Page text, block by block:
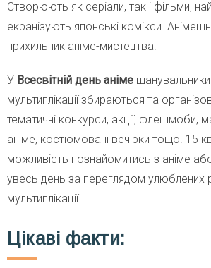
Створюють як серіали, так і фільми,
екранізують японські комікси.
прихильник аніме-мистецтва.
У Всесвітній день аніме
мультиплікації збираються та
тематичні конкурси, акції, флешмоби,
аніме, костюмовані вечірки тощо. 15
можливість познайомитись з аніме
увесь день за переглядом улюблених
мультиплікації.
Цікаві факти: